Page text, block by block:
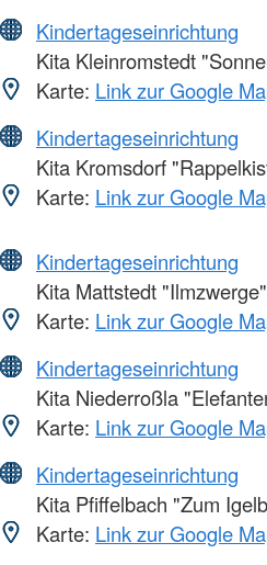
Kindertageseinrichtung
Kita Kleinromstedt
Karte: Link zur Google
Kindertageseinrichtung
Kita Kromsdorf
Karte: Link zur Google
Kindertageseinrichtung
Kita Mattstedt "Ilmzwerge"
Karte: Link zur Google
Kindertageseinrichtung
Kita Niederroßla
Karte: Link zur Google
Kindertageseinrichtung
Kita Pfiffelbach "Zum
Karte: Link zur Google